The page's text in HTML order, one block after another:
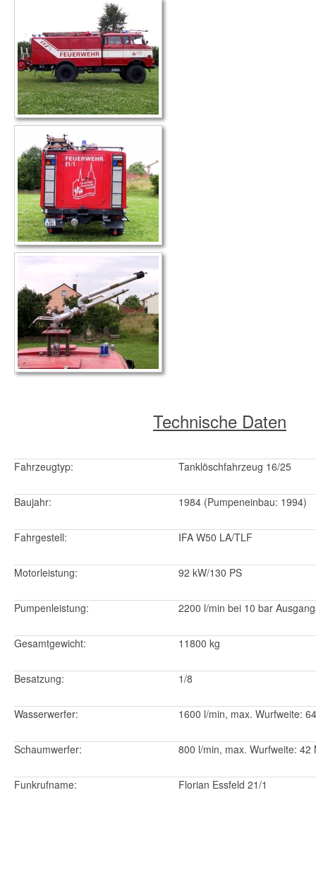
Technische Daten
Fahrzeugtyp: Tanklöschfahrzeug 16/25
Baujahr: 1984 (Pumpeneinbau: 1994)
Fahrgestell: IFA W50 LA/TLF
Motorleistung: 92 kW/130 PS
Pumpenleistung: 2200 l/min bei 10 bar
Gesamtgewicht: 11800 kg
Besatzung: 1/8
Wasserwerfer: 1600 l/min, max. Wurfweite:
Schaumwerfer: 800 l/min, max. Wurfweite: 42
Funkrufname: Florian Essfeld 21/1